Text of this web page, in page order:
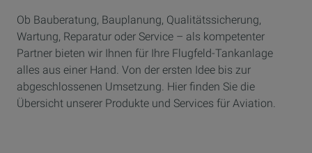
Ob Bauberatung, Bauplanung, Qualitätssicherung,
Wartung, Reparatur oder Service – als kompetenter
Partner bieten wir Ihnen für Ihre Flugfeld-Tankanlage
alles aus einer Hand. Von der ersten Idee bis zur
abgeschlossenen Umsetzung. Hier finden Sie die
Übersicht unserer Produkte und Services für Aviation.